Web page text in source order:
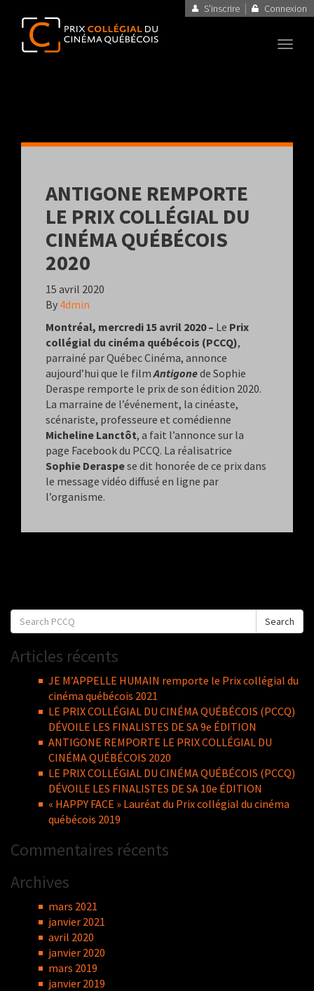
S'inscrire | Connexion
ANTIGONE REMPORTE
LE PRIX COLLÉGIAL DU
CINÉMA QUÉBÉCOIS
2020
15 avril 2020
By 4dmin
Montréal, mercredi 15 avril 2020– Le Prix
collégial du cinéma québécois (PCCQ),
parrainé par Québec Cinéma, annonce
aujourd’hui que le filmAntigonede Sophie
Deraspe remporte le prix de son édition 2020.
La marraine de l’événement, la cinéaste,
scénariste, professeure et comédienne
Micheline Lanctôt, a fait l’annonce sur la
page Facebook du PCCQ. La réalisatrice
Sophie Deraspese dit honorée de ce prix dans
le message vidéo diffusé en ligne par
l’organisme.
Search
for:
Search
Articles récents
JE M’APPELLE HUMAIN remporte le Prix collégial du
cinéma québécois 2021
LE PRIX COLLÉGIAL DU CINÉMA QUÉBÉCOIS (PCCQ)
DÉVOILE LES FINALISTES DE SA 9e ÉDITION
ANTIGONE REMPORTE LE PRIX COLLÉGIAL DU
CINÉMA QUÉBÉCOIS 2020
LE PRIX COLLÉGIAL DU CINÉMA QUÉBÉCOIS (PCCQ)
DÉVOILE LES FINALISTES DE SA 10e ÉDITION
« HAPPY FACE » Lauréat du Prix collégial du cinéma
québécois 2019
Commentaires récents
Archives
mars 2021
janvier 2021
avril 2020
janvier 2020
mars 2019
janvier 2019